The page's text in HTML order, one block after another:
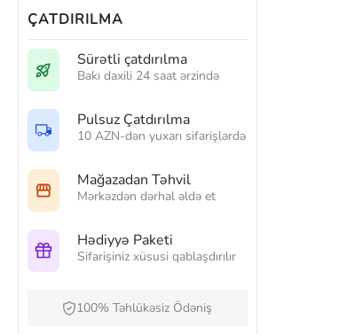
ÇATDIRILMA
Sürətli çatdırılma
Bakı daxili 24 saat ərzində
Pulsuz Çatdırılma
10 AZN-dən yuxarı sifarişlərdə
Mağazadan Təhvil
Mərkəzdən dərhal əldə et
Hədiyyə Paketi
Sifarişiniz xüsusi qablaşdırılır
100% Təhlükəsiz Ödəniş